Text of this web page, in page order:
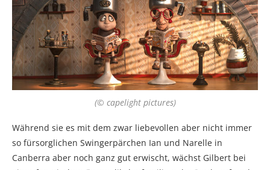
(© capelight pictures)
Während sie es mit dem zwar liebevollen aber nicht immer
so fürsorglichen Swingerpärchen Ian und Narelle in
Canberra aber noch ganz gut erwischt, wächst Gilbert bei